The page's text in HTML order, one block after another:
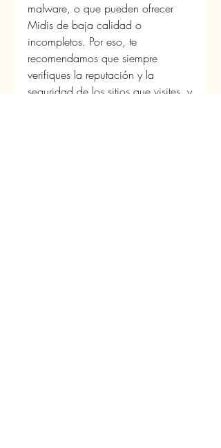
malware, o que pueden ofrecer
Midis de baja calidad o
incompletos. Por eso, te
recomendamos que siempre
verifiques la reputación y la
seguridad de los sitios que visites, y